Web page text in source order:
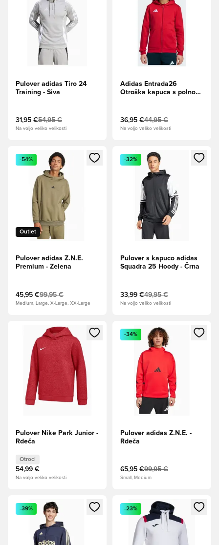
Pulover adidas Tiro 24
Training - Siva
31,95 €54,95 €
Na voljo veliko velikosti
Adidas Entrada26
Otroška kapuca s polno
36,95 €44,95 €
Na voljo veliko velikosti
Odpre Modal za prijavo ali vpis kot član
Outlet
-54%
Pulover adidas Z.N.E.
Premium - Zelena
45,95 €99,95 €
Medium, Large, X-Large, XX-Large
Odpre Modal za prijavo ali
-32%
Pulover s kapuco adidas
Squadra 25 Hoody - Črna
33,99 €49,95 €
Na voljo veliko velikosti
Odpre Modal za prijavo ali vpis kot član
Pulover Nike Park Junior -
Rdeča
Otroci
54,99 €
Na voljo veliko velikosti
Odpre Modal za prijavo ali
-34%
Pulover adidas Z.N.E. -
Rdeča
65,95 €99,95 €
Small, Medium
Odpre Modal za prijavo ali vpis kot član
-39%
Odpre Modal za prijavo ali
-23%